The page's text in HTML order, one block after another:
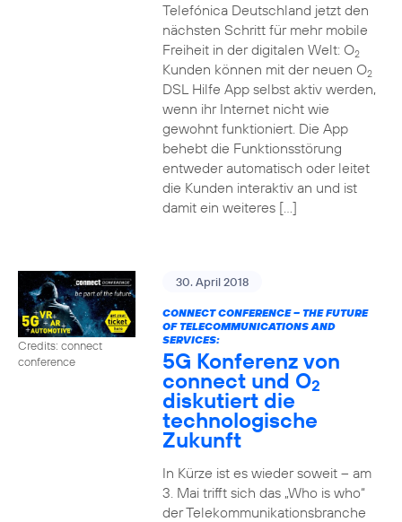
Telefónica Deutschland jetzt den
nächsten Schritt für mehr mobile
Freiheit in der digitalen Welt: O2
Kunden können mit der neuen O2
DSL Hilfe App selbst aktiv werden,
wenn ihr Internet nicht wie
gewohnt funktioniert. Die App
behebt die Funktionsstörung
entweder automatisch oder leitet
die Kunden interaktiv an und ist
damit ein weiteres […]
Credits: connect
conference
30. April 2018
CONNECT CONFERENCE – THE FUTURE
OF TELECOMMUNICATIONS AND
SERVICES:
5G Konferenz von
connect und O2
diskutiert die
technologische
Zukunft
In Kürze ist es wieder soweit – am
3. Mai trifft sich das „Who is who“
der Telekommunikationsbranche